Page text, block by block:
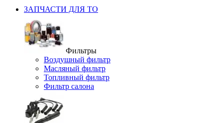
ЗАПЧАСТИ ДЛЯ ТО
Фильтры
Воздушный фильтр
Масляный фильтр
Топливный фильтр
Фильтр салона